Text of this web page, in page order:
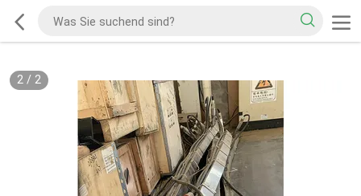
2/ 2